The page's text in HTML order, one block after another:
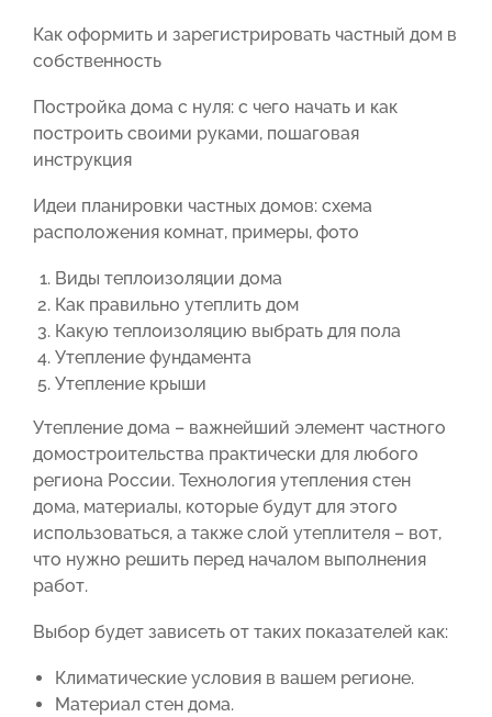
Как оформить и зарегистрировать частный дом в
собственность
Постройка дома с нуля: с чего начать и как
построить своими руками, пошаговая
инструкция
Идеи планировки частных домов: схема
расположения комнат, примеры, фото
Виды теплоизоляции дома
Как правильно утеплить дом
Какую теплоизоляцию выбрать для пола
Утепление фундамента
Утепление крыши
Утепление дома – важнейший элемент частного
домостроительства практически для любого
региона России. Технология утепления стен
дома, материалы, которые будут для этого
использоваться, а также слой утеплителя – вот,
что нужно решить перед началом выполнения
работ.
Выбор будет зависеть от таких показателей как:
Климатические условия в вашем регионе.
Материал стен дома.